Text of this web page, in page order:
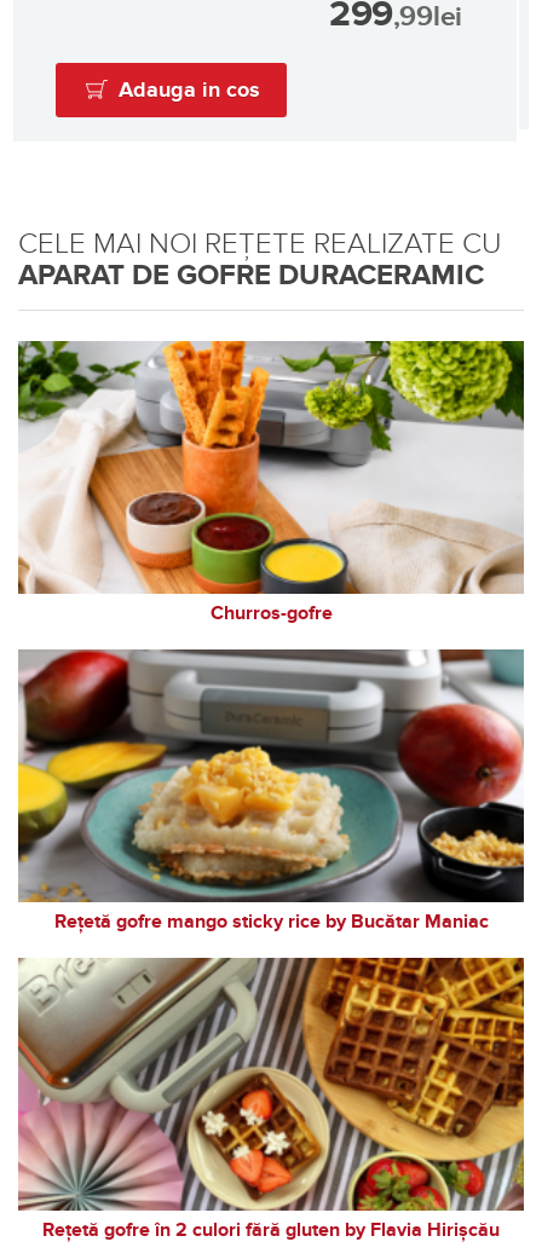
299,99lei
Adauga in cos
CELE MAI NOI REȚETE REALIZATE CU
APARAT DE GOFRE DURACERAMIC
Churros-gofre
Rețetă gofre mango sticky rice by Bucătar Maniac
Rețetă gofre în 2 culori fără gluten by Flavia Hirișcău